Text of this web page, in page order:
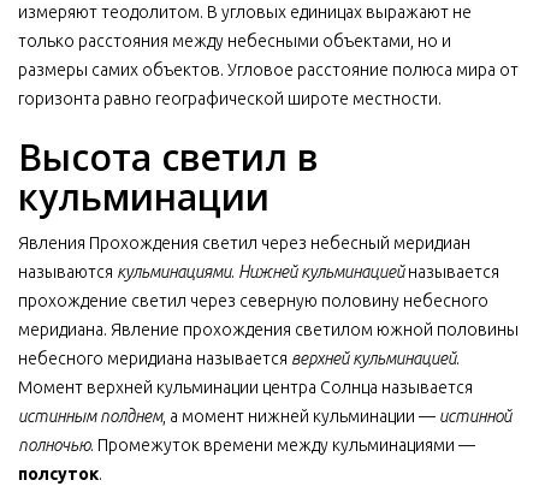
измеряют теодолитом. В угловых единицах выражают не
только расстояния между небесными объектами, но и
размеры самих объектов. Угловое расстояние полюса мира от
горизонта равно географической широте местности.
Высота светил в
кульминации
Явления Прохождения светил через небесный меридиан
называются кульминациями. Нижней кульминациейназывается
прохождение светил через северную половину небесного
меридиана. Явление прохождения светилом южной половины
небесного меридиана называется верхней кульминацией.
Момент верхней кульминации центра Солнца называется
истинным полднем, а момент нижней кульминации — истинной
полночью. Промежуток времени между кульминациями —
полсуток.